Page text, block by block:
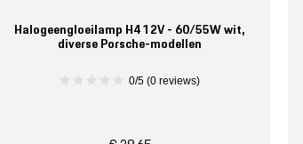
Halogeengloeilamp H4 12V - 60/55W wit,
diverse Porsche-modellen
0/5 (0 reviews)